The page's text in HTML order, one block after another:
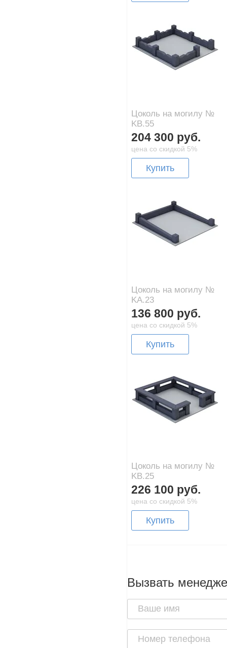
Цоколь на могилу №
KB.55
204 300 руб.
цена со скидкой 5%
Купить
Цоколь на могилу №
KA.23
136 800 руб.
цена со скидкой 5%
Купить
Цоколь на могилу №
KB.25
226 100 руб.
цена со скидкой 5%
Купить
Вызвать